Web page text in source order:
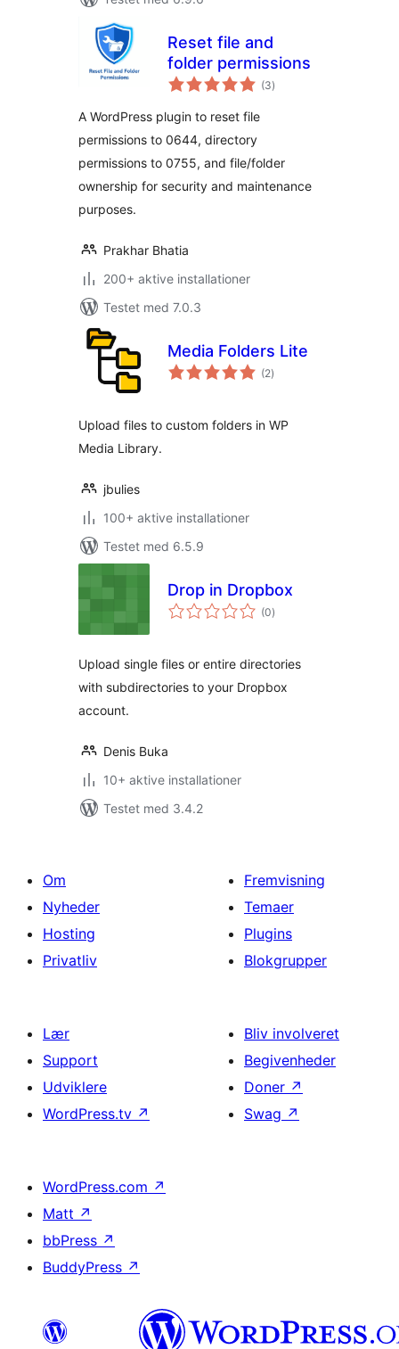
Reset file and
folder permissions
(3totale
bedømmelser
)
A WordPress plugin to reset file
permissions to 0644, directory
permissions to 0755, and file/folder
ownership for security and maintenance
purposes.
Prakhar Bhatia
200+ aktive installationer
Testet med 7.0.3
Media Folders Lite
(2totale
bedømmelser
)
Upload files to custom folders in WP
Media Library.
jbulies
100+ aktive installationer
Testet med 6.5.9
Drop in Dropbox
(0totale
bedømmelser
)
Upload single files or entire directories
with subdirectories to your Dropbox
account.
Denis Buka
10+ aktive installationer
Testet med 3.4.2
Om
Nyheder
Hosting
Privatliv
Fremvisning
Temaer
Plugins
Blokgrupper
Lær
Support
Udviklere
WordPress.tv ↗
Bliv involveret
Begivenheder
Doner ↗
Swag ↗
WordPress.com ↗
Matt ↗
bbPress ↗
BuddyPress ↗